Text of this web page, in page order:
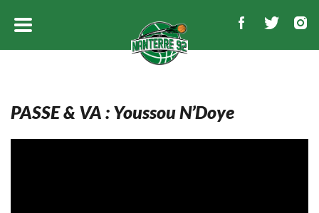
PASSE & VA : Youssou N’Doye